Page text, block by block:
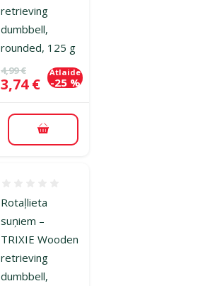
retrieving
dumbbell,
rounded, 125 g
Oriģinālā cena
4,99 €
Cena
3,74 €
Atlaide
-25 %
Pievienot grozam
Rotaļlieta
suņiem –
TRIXIE Wooden
retrieving
dumbbell,